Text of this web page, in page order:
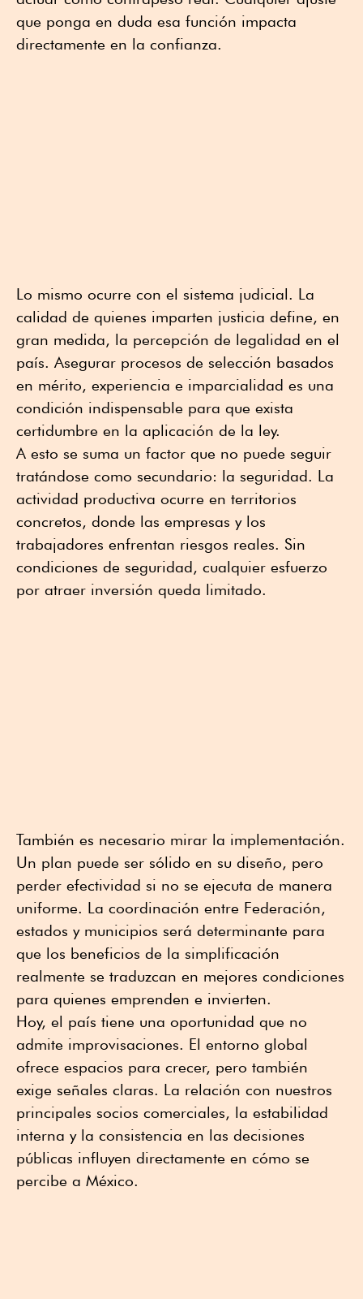
que ponga en duda esa función impacta
directamente en la confianza.
Lo mismo ocurre con el sistema judicial. La
calidad de quienes imparten justicia define, en
gran medida, la percepción de legalidad en el
país. Asegurar procesos de selección basados
en mérito, experiencia e imparcialidad es una
condición indispensable para que exista
certidumbre en la aplicación de la ley.
A esto se suma un factor que no puede seguir
tratándose como secundario: la seguridad. La
actividad productiva ocurre en territorios
concretos, donde las empresas y los
trabajadores enfrentan riesgos reales. Sin
condiciones de seguridad, cualquier esfuerzo
por atraer inversión queda limitado.
También es necesario mirar la implementación.
Un plan puede ser sólido en su diseño, pero
perder efectividad si no se ejecuta de manera
uniforme. La coordinación entre Federación,
estados y municipios será determinante para
que los beneficios de la simplificación
realmente se traduzcan en mejores condiciones
para quienes emprenden e invierten.
Hoy, el país tiene una oportunidad que no
admite improvisaciones. El entorno global
ofrece espacios para crecer, pero también
exige señales claras. La relación con nuestros
principales socios comerciales, la estabilidad
interna y la consistencia en las decisiones
públicas influyen directamente en cómo se
percibe a México.